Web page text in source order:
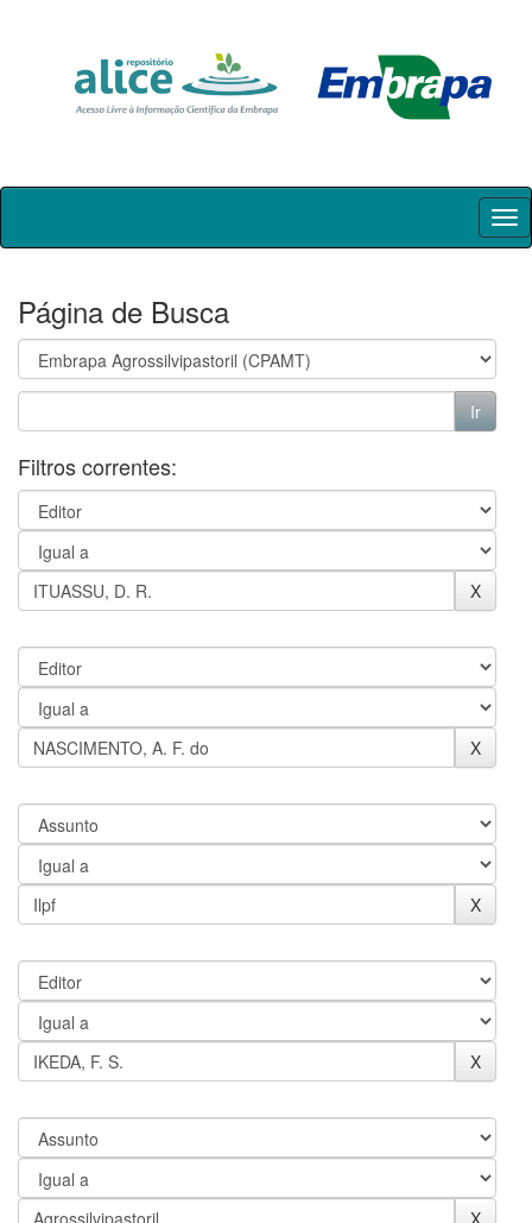
Skip
Página de Busca
Filtros correntes: